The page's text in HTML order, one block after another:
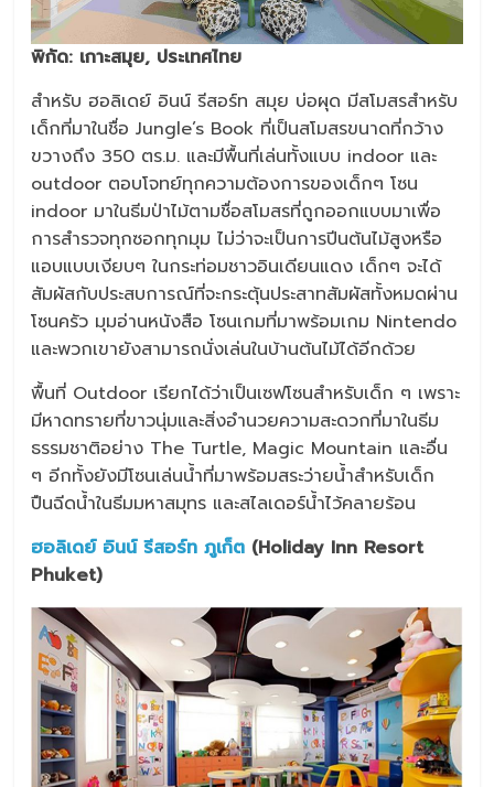
พิกัด: เกาะสมุย, ประเทศไทย
สำหรับ ฮอลิเดย์ อินน์ รีสอร์ท สมุย บ่อผุด มีสโมสรสำหรับ
เด็กที่มาในชื่อ Jungle’s Book ที่เป็นสโมสรขนาดที่กว้าง
ขวางถึง 350 ตร.ม. และมีพื้นที่เล่นทั้งแบบ indoor และ
outdoor ตอบโจทย์ทุกความต้องการของเด็กๆ โซน
indoor มาในธีมป่าไม้ตามชื่อสโมสรที่ถูกออกแบบมาเพื่อ
การสำรวจทุกซอกทุกมุม ไม่ว่าจะเป็นการปีนต้นไม้สูงหรือ
แอบแบบเงียบๆ ในกระท่อมชาวอินเดียนแดง เด็กๆ จะได้
สัมผัสกับประสบการณ์ที่จะกระตุ้นประสาทสัมผัสทั้งหมดผ่าน
โซนครัว มุมอ่านหนังสือ โซนเกมที่มาพร้อมเกม Nintendo
และพวกเขายังสามารถนั่งเล่นในบ้านต้นไม้ได้อีกด้วย
พื้นที่ Outdoor เรียกได้ว่าเป็นเซฟโซนสำหรับเด็ก ๆ เพราะ
มีหาดทรายที่ขาวนุ่มและสิ่งอำนวยความสะดวกที่มาในธีม
ธรรมชาติอย่าง The Turtle, Magic Mountain และอื่น
ๆ อีกทั้งยังมีโซนเล่นน้ำที่มาพร้อมสระว่ายน้ำสำหรับเด็ก
ปืนฉีดน้ำในธีมมหาสมุทร และสไลเดอร์น้ำไว้คลายร้อน
ฮอลิเดย์ อินน์ รีสอร์ท ภูเก็ต (Holiday Inn Resort
Phuket)